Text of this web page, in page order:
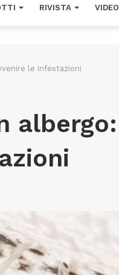
RIVISTA VIDEO
le infestazioni
albergo: